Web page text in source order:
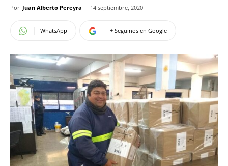
Por Juan Alberto Pereyra - 14 septiembre, 2020
WhatsApp + Seguinos en Google